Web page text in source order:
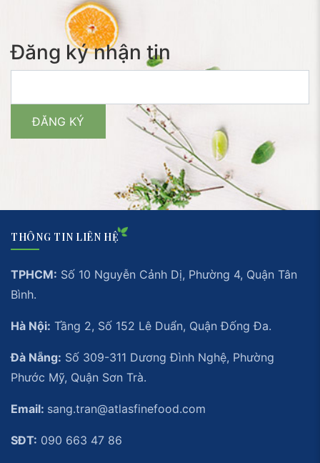
Đăng ký nhận tin
THÔNG TIN LIÊN HỆ
TPHCM: Số 10 Nguyễn Cảnh Dị, Phường 4, Quận Tân
Bình.
Hà Nội: Tầng 2, Số 152 Lê Duẩn, Quận Đống Đa.
Đà Nẵng: Số 309-311 Dương Đình Nghệ, Phường
Phước Mỹ, Quận Sơn Trà.
Email: sang.tran@atlasfinefood.com
SĐT: 090 663 47 86